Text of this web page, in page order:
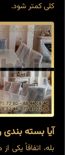
کلی کمتر شود.
آیا بسته بندی
بله، اتفاقاً